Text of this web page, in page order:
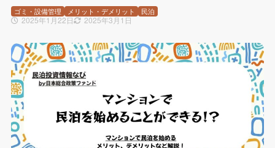
2025年1月22日 2025年3月1日
ゴミ・設備管理 メリット・デメリット 民泊